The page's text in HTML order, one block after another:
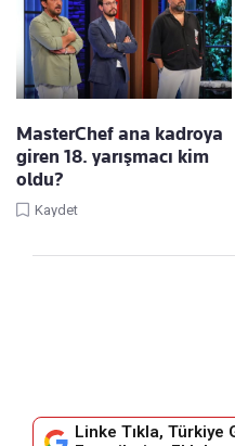
MasterChef ana kadroya
giren 18. yarışmacı kim
oldu?
Kaydet
Linke Tıkla, Türkiye